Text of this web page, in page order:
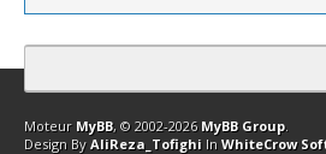
Contact Club Affiliation Retourner
Moteur MyBB, © 2002-2026 MyBB Group.
Design By AliReza_Tofighi In WhiteCrow